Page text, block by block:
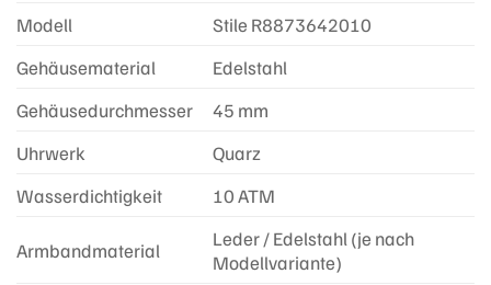
Modell
Stile R8873642010
Gehäusematerial
Edelstahl
Gehäusedurchmesser
45 mm
Uhrwerk
Quarz
Wasserdichtigkeit
10 ATM
Armbandmaterial
Leder / Edelstahl (je nach
Modellvariante)